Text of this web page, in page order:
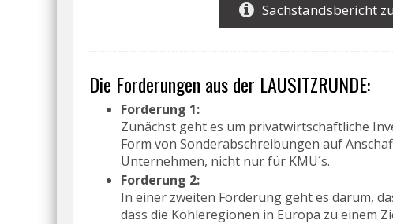
Sachstandsbericht
Die Forderungen aus der LAUSITZRUNDE:
Forderung 1:
Zunächst geht es um privatwirtschaftliche
Form von Sonderabschreibungen auf
Unternehmen, nicht nur für KMU´s.
Forderung 2:
In einer zweiten Forderung geht es darum,
dass die Kohleregionen in Europa zu einem